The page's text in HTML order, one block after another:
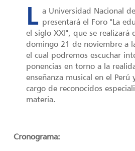
L a Universidad Nacional
presentará el Foro "La
el siglo XXI", que se realizará
domingo 21 de noviembre a
el cual podremos escuchar
ponencias en torno a la
enseñanza musical en el Perú
cargo de reconocidos
materia.
Cronograma: